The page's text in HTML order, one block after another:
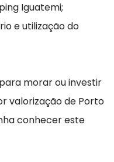
Iguatemi;
e utilização do
morar ou investir
valorização de Porto
conhecer este